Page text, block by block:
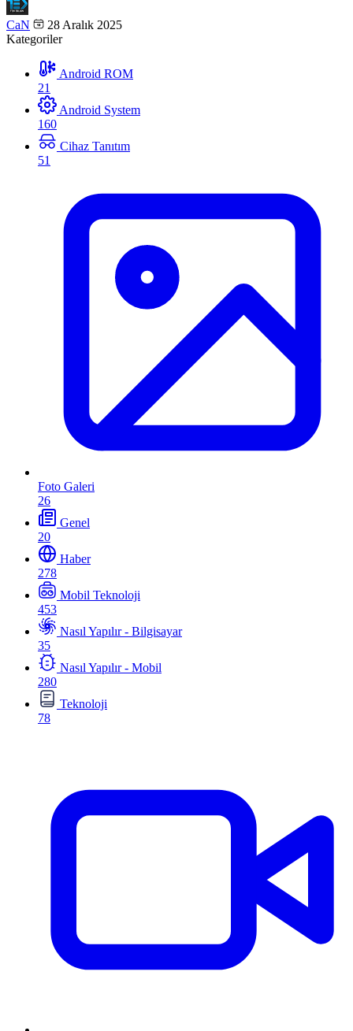
CaN
28 Aralık 2025
Kategoriler
Android ROM
21
Android System
160
Cihaz Tanıtım
51
Foto Galeri
26
Genel
20
Haber
278
Mobil Teknoloji
453
Nasıl Yapılır - Bilgisayar
35
Nasıl Yapılır - Mobil
280
Teknoloji
78